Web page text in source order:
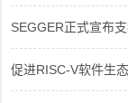
SEGGER正式宣布
促进RISC-V软件生